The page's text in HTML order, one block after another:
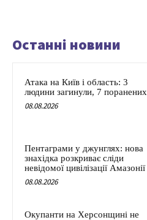
Останні новини
Атака на Київ і область: 3
людини загинули, 7 поранених
08.08.2026
Пентаграми у джунглях: нова
знахідка розкриває сліди
невідомої цивілізації Амазонії
08.08.2026
Окупанти на Херсонщині не